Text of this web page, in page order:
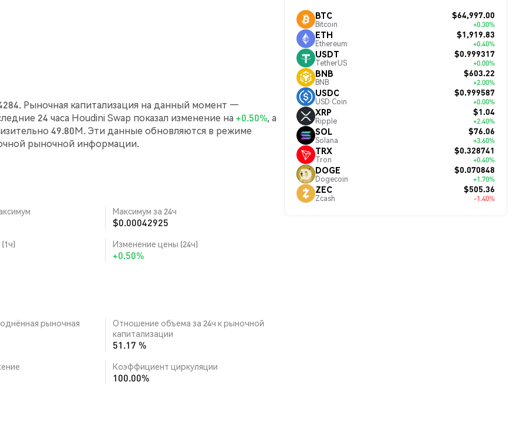
Рыночная капитализация на данный момент —
24 часа Houdini Swap показал изменение на +0.50%, а
49.80M. Эти данные обновляются в режиме
рыночной информации.
Максимум за 24ч
$0.00042925
Изменение цены (24ч)
+0.50%
рыночная
Отношение объема за 24ч к рыночной
капитализации
51.17 %
Коэффициент циркуляции
100.00%
BTC
Bitcoin
$64,997.00
+0.30%
ETH
Ethereum
$1,919.83
+0.40%
USDT
TetherUS
$0.999317
+0.00%
BNB
BNB
$603.22
+2.00%
USDC
USD Coin
$0.999587
+0.00%
XRP
Ripple
$1.04
+2.40%
SOL
Solana
$76.06
+3.60%
TRX
Tron
$0.328741
+0.40%
DOGE
Dogecoin
$0.070848
+1.70%
ZEC
Zcash
$505.36
-1.40%